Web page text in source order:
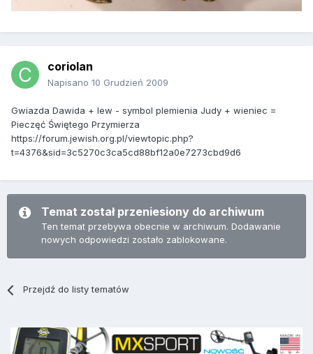
coriolan
Napisano 10 Grudzień 2009
Gwiazda Dawida + lew - symbol plemienia Judy + wieniec =
Pieczęć Świętego Przymierza
https://forum.jewish.org.pl/viewtopic.php?
t=4376&sid=3c5270c3ca5cd88bf12a0e7273cbd9d6
Temat został przeniesiony do archiwum
Ten temat przebywa obecnie w archiwum. Dodawanie
nowych odpowiedzi zostało zablokowane.
Przejdź do listy tematów